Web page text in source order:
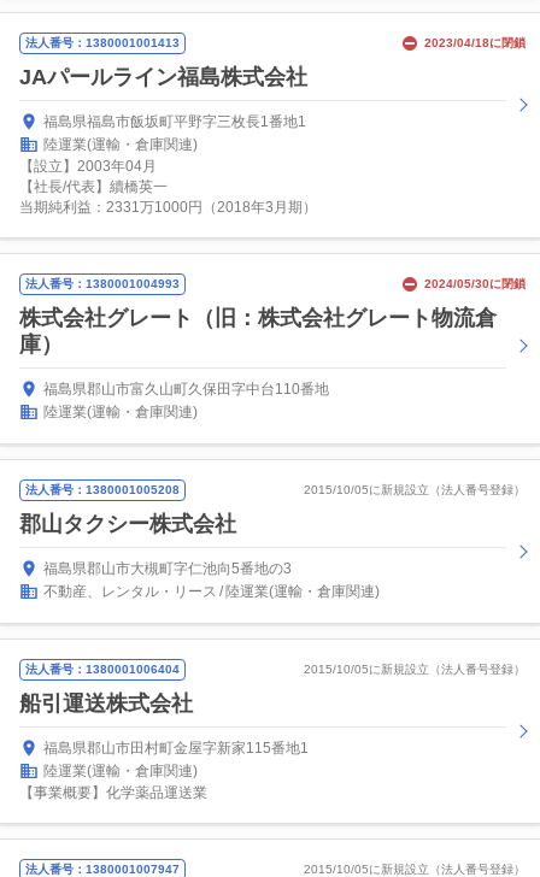
法人番号：1380001001413 2023/04/18に閉鎖
JAパールライン福島株式会社
福島県福島市飯坂町平野字三枚長1番地1
陸運業(運輸・倉庫関連)
【設立】2003年04月
【社長/代表】續橋英一
当期純利益：2331万1000円（2018年3月期）
法人番号：1380001004993 2024/05/30に閉鎖
株式会社グレート（旧：株式会社グレート物流倉
庫）
福島県郡山市富久山町久保田字中台110番地
陸運業(運輸・倉庫関連)
法人番号：1380001005208 2015/10/05に新規設立（法人番号登録）
郡山タクシー株式会社
福島県郡山市大槻町字仁池向5番地の3
不動産、レンタル・リース
陸運業(運輸・倉庫関連)
法人番号：1380001006404 2015/10/05に新規設立（法人番号登録）
船引運送株式会社
福島県郡山市田村町金屋字新家115番地1
陸運業(運輸・倉庫関連)
【事業概要】化学薬品運送業
法人番号：1380001007947 2015/10/05に新規設立（法人番号登録）